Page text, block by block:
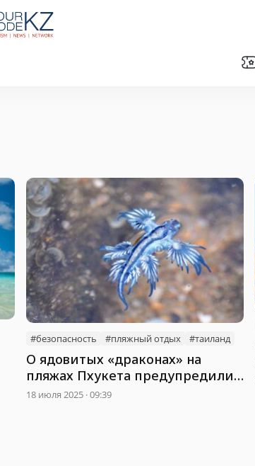
#безопасность #пляжный отдыx #таиланд
О ядовитых «драконах» на
пляжах Пхукета предупредили
туристов
18 июля 2025 · 09:39